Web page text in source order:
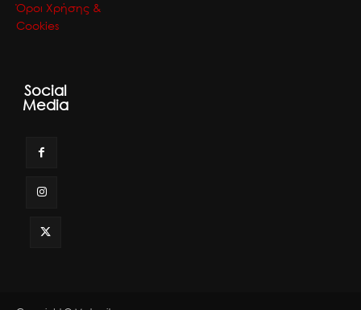
Όροι Χρήσης &
Cookies
Social
Media